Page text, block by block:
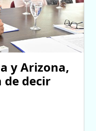
y Arizona,
de decir